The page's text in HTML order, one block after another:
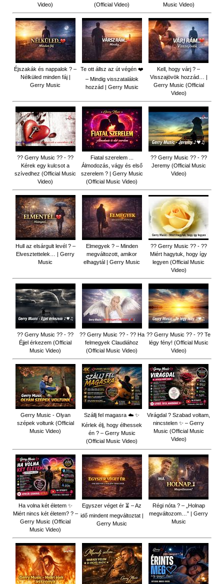
Video)
(Official Video)
Music Video)
Éjszakák és nappalok ? –
Nélküled minden fáj |
Gerry Music
Te ott állsz az út végén ❤️
– Mindig visszatalálok
hozzád | Gerry Music
Kell, hogy várj ? –
Visszajövök hozzád… |
Gerry Music (Official
Video)
?? Gerry Music ?? - ??
Kérek egy kulcsot a
szívedhez (Official Music
Video)
Fiatal szerelem ...
Álmodozás, vágy és első
szerelem ? | Gerry Music
(Official Music Video)
?? Gerry Music ?? - ??
Jeremy (Official Music
Video)
Hull az elsárgult levél ? –
Elvesztettelek… | Gerry
Music
Elmegyek ? – Minden
megváltozott, amikor
elhagytál | Gerry Music
?? Gerry Music ?? - ??
Miért hagytuk, hogy így
legyen (Official Music
Video)
?? Gerry Music ?? - ??
Éjjel érkezem (Official
Music Video)
?? Gerry Music ?? - ?? Ha
felmegyek Claudiához
(Official Music Video)
?? Gerry Music ?? - ?? Te
légy fény! (Official Music
Video)
Gerry Music - Olyan
szépek voltunk (Official
Music Video)
Szállj fel magasra ☁️ ✨
Kérlek élj, hogy élhessek
én ? – Gerry Music
(Official Music Video)
Virágdal ? Szabad voltam,
nincstelen ✨ – Gerry
Music (Official Music
Video)
Ha volna két életem ✨
Miért nincs két életem? ? –
Gerry Music (Official
Music Video)
Egyszer véget ér ⏳ – Az
idő mindent megváltoztat |
Gerry Music
Régi nóta ? – „Holnap
megváltozom…” | Gerry
Music